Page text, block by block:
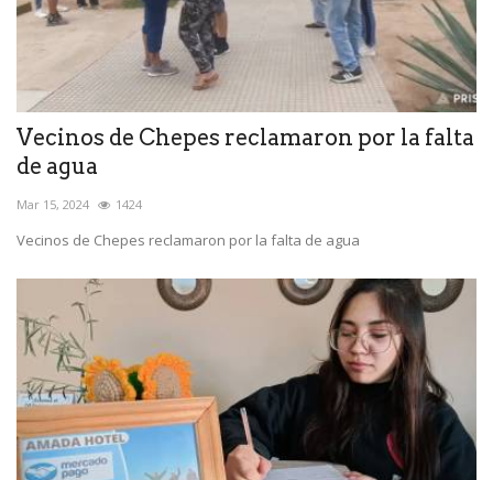
Vecinos de Chepes reclamaron por la falta
de agua
Mar 15, 2024 1424
Vecinos de Chepes reclamaron por la falta de agua